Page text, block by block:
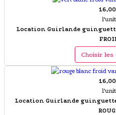
Location Guirlande
Choisir les
Location Guirlande guinguette